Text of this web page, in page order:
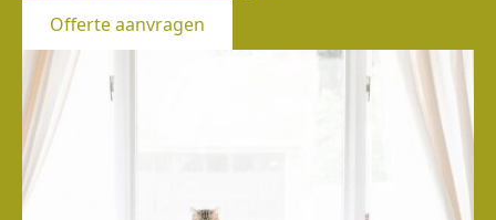
Offerte aanvragen